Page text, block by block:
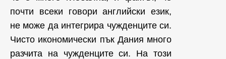
почти всеки говори английски език,
не може да интегрира чужденците си.
Чисто икономически пък Дания много
разчита на чужденците си. На този